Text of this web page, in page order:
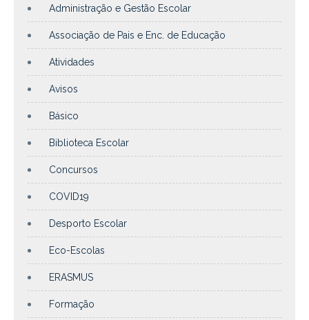
Administração e Gestão Escolar
Associação de Pais e Enc. de Educação
Atividades
Avisos
Básico
Biblioteca Escolar
Concursos
COVID19
Desporto Escolar
Eco-Escolas
ERASMUS
Formação